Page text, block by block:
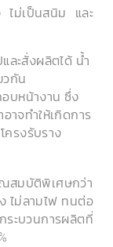
ไม่เป็นสนิม และ
ละสั่งผลิตได้ น้ำ
วกัน
บหน้างาน ซึ่ง
าจทำให้เกิดการ
ครงรับราง
ณสมบัติพิเศษกว่า
ไม่ลามไฟ ทนต่อ
ะบวนการผลิตที่